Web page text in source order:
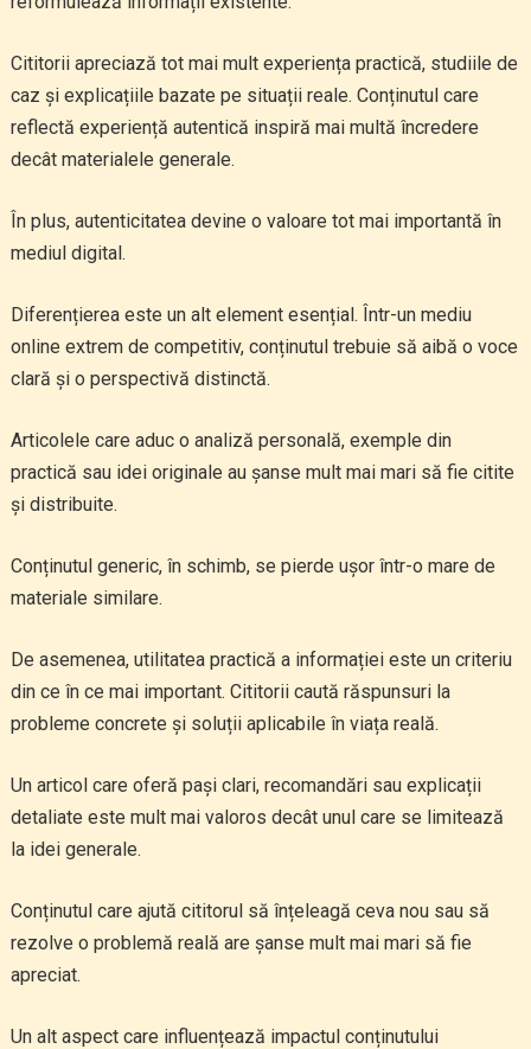
Cititorii apreciază tot mai mult experiența practică, studiile de
caz și explicațiile bazate pe situații reale. Conținutul care
reflectă experiență autentică inspiră mai multă încredere
decât materialele generale.
În plus, autenticitatea devine o valoare tot mai importantă în
mediul digital.
Diferențierea este un alt element esențial. Într-un mediu
online extrem de competitiv, conținutul trebuie să aibă o voce
clară și o perspectivă distinctă.
Articolele care aduc o analiză personală, exemple din
practică sau idei originale au șanse mult mai mari să fie citite
și distribuite.
Conținutul generic, în schimb, se pierde ușor într-o mare de
materiale similare.
De asemenea, utilitatea practică a informației este un criteriu
din ce în ce mai important. Cititorii caută răspunsuri la
probleme concrete și soluții aplicabile în viața reală.
Un articol care oferă pași clari, recomandări sau explicații
detaliate este mult mai valoros decât unul care se limitează
la idei generale.
Conținutul care ajută cititorul să înțeleagă ceva nou sau să
rezolve o problemă reală are șanse mult mai mari să fie
apreciat.
Un alt aspect care influențează impactul conținutului